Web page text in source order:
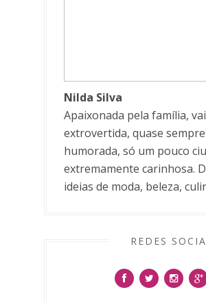
Nilda Silva
Apaixonada pela família,
extrovertida, quase
humorada, só um pouco
extremamente carinhosa.
ideias de moda, beleza,
REDES